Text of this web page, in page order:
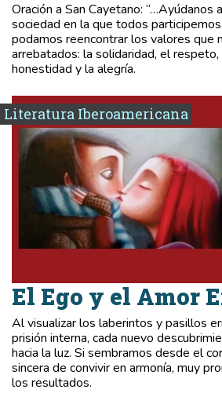
Oración a San Cayetano: “…Ayúdanos
sociedad en la que todos
podamos reencontrar los valores que
arrebatados: la solidaridad, el respeto,
honestidad y la alegría.
Literatura Iberoamericana
El Ego y el Amor
Al visualizar los laberintos y pasillos
prisión interna, cada nuevo
hacia la luz. Si sembramos desde el
sincera de convivir en armonía, muy
los resultados.